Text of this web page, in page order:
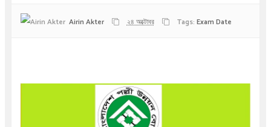
Airin Akter ২৪ অক্টোবর Tags: Exam Date